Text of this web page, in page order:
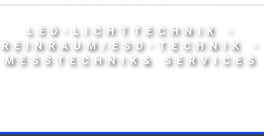
LED-LICHTTECHNIK -
REINRAUM/ESD-TECHNIK -
MESSTECHNIK& SERVICES